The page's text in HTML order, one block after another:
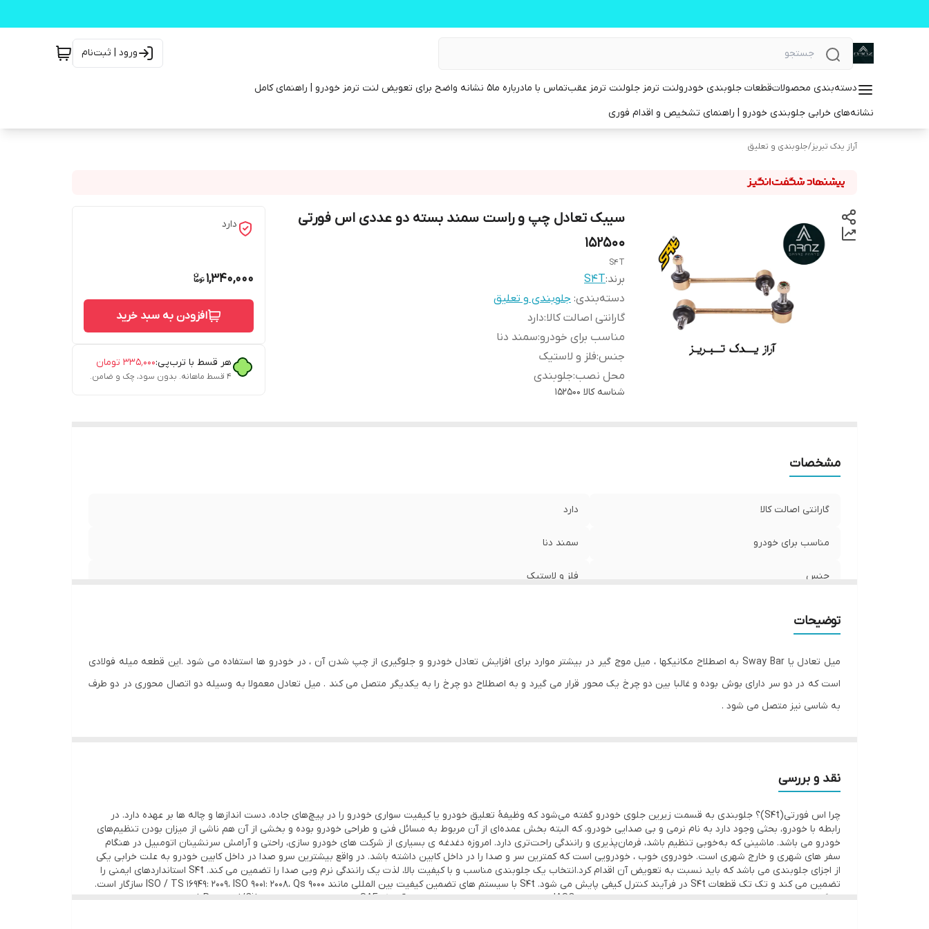
ورود | ثبت‌نام
دسته‌بندی محصولاتقطعات جلوبندی خودرولنت ترمز جلولنت ترمز عقبتماس با مادرباره ما۵ نشانه واضح برای تعویض لنت ترمز خودرو | راهنمای کامل
نشانه‌های خرابی جلوبندی خودرو | راهنمای تشخیص و اقدام فوری
آراز یدک تبریز/جلوبندی و تعلیق
سیبک تعادل چپ و راست سمند بسته دو عددی اس فورتی
152500
S4T
برند:S4T
دسته‌بندی: جلوبندی و تعلیق
گارانتی اصالت کالا:دارد
مناسب برای خودرو:سمند دنا
جنس:فلز و لاستیک
محل نصب:جلوبندی
شناسه کالا 152500
دارد
1,340,000
افزودن به سبد خرید
هر قسط با ترب‌پی:۳۳۵٬۰۰۰ تومان
۴ قسط ماهانه. بدون سود، چک و ضامن.
مشخصات
گارانتی اصالت کالا دارد
مناسب برای خودرو سمند دنا
جنس فلز و لاستیک
توضیحات
میل تعادل یا Sway Bar به اصطلاح مکانیکها ، میل موج گیر در بیشتر موارد برای افزایش تعادل خودرو و جلوگیری از چپ شدن آن ، در خودرو ها استفاده می شود .این قطعه میله فولادی
است که در دو سر دارای بوش بوده و غالبا بین دو چرخ یک محور قرار می گیرد و به اصطلاح دو چرخ را به یکدیگر متصل می کند . میل تعادل معمولا به وسیله دو اتصال محوری در دو طرف
به شاسی نیز متصل می شود .
نقد و بررسی
چرا اس فورتی(S4t)؟ جلوبندی به قسمت زیرین جلوی خودرو گفته می‌شود که وظیفهٔ تعلیق خودرو یا کیفیت سواری خودرو را در پیچ‌های جاده، دست اندازها و چاله ها بر عهده دارد. در
رابطه با خودرو، بحثی وجود دارد به نام نرمی و بی صدایی خودرو، که البته بخش عمده‌ای از آن مربوط به مسائل فنی و طراحی خودرو بوده و بخشی از آن هم ناشی از میزان بودن تنظیم‌های
خودرو می باشد. ماشینی که به‌خوبی تنظیم باشد، فرمان‌پذیری و رانندگی راحت‌تری دارد. امروزه دغدغه ی بسیاری از شرکت های خودرو سازی، راحتی و آرامش سرنشینان اتومبیل در هنگام
سفر های شهری و خارج شهری است. خودروی خوب ، خودرویی است که کمترین سر و صدا را در داخل کابین داشته باشد. در واقع بیشترین سرو صدا در داخل کابین خودرو به علت خرابی یکی
از اجزای جلوبندی می باشد که باید نسبت به تعویض آن اقدام کرد.انتخاب یک جلوبندی مناسب و با کیفیت بالا، لذت یک رانندگی نرم وبی صدا را تضمین می کند. S4t استانداردهای ایمنی را
تضمین می کند و تک تک قطعات S4t در فرآیند کنترل کیفی پایش می شود. S4t با سیستم های تضمین کیفیت بین المللی مانند ISO / TS 16949: 2009، ISO 9001: 2008، Qs 9000 سازگار است.
ویژگی های محصول: صادراتی، مطابق با استاندارد خودرو سازی ژاپن JASO ، مطابق با استاندارد انجمن خودروی آمریکا SAE ، مطابق با استاندارد Peugeot/Citroen فرانسه ، مطابق با استاندارد